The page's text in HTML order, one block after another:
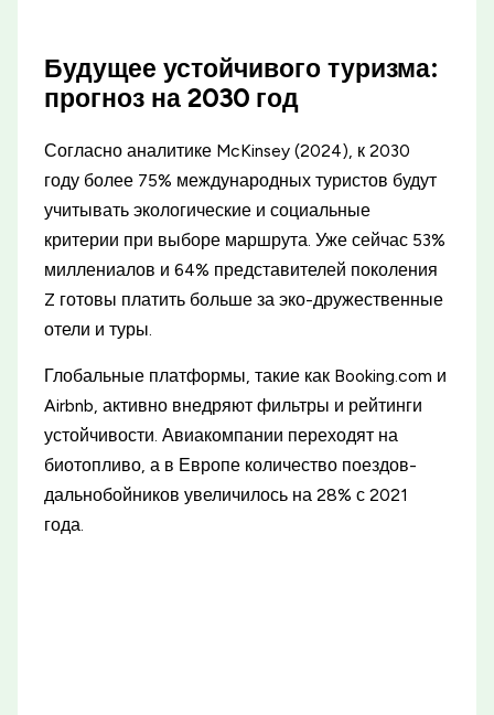
Будущее устойчивого туризма:
прогноз на 2030 год
Согласно аналитике McKinsey (2024), к 2030
году более 75% международных туристов будут
учитывать экологические и социальные
критерии при выборе маршрута. Уже сейчас 53%
миллениалов и 64% представителей поколения
Z готовы платить больше за эко-дружественные
отели и туры.
Глобальные платформы, такие как Booking.com и
Airbnb, активно внедряют фильтры и рейтинги
устойчивости. Авиакомпании переходят на
биотопливо, а в Европе количество поездов-
дальнобойников увеличилось на 28% с 2021
года.